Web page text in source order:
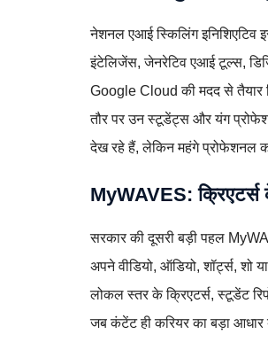
नेशनल एआई स्किलिंग इनिशिएटिव
इंटेलिजेंस, जेनरेटिव एआई टूल्स,
Google Cloud की मदद से तैयार
तौर पर उन स्टूडेंट्स और यंग
देख रहे हैं, लेकिन महंगे प्रोफेशनल
MyWAVES: क्रिएटर्स
सरकार की दूसरी बड़ी पहल
अपने वीडियो, ऑडियो, शॉर्ट्स,
लोकल स्तर के क्रिएटर्स, स्टूडेंट
जब कंटेंट ही करियर का बड़ा आधार